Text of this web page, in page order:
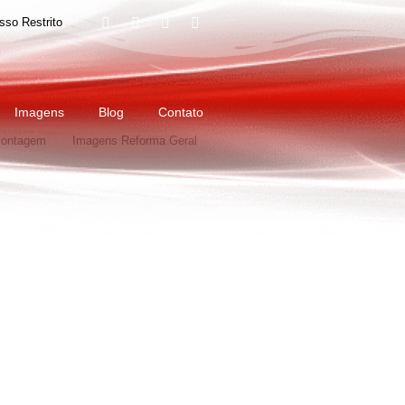
Restrito
Imagens Blog Contato
Imagens – Conserto de eixo
Imagens Reforma Geral